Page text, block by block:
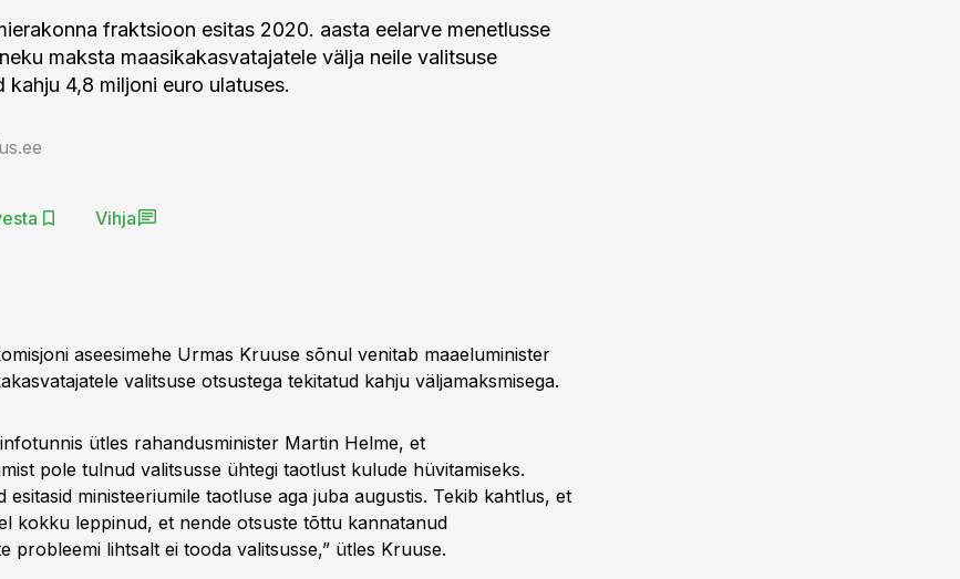
fraktsioon esitas 2020. aasta eelarve menetlusse
maksta maasikakasvatajatele välja neile valitsuse
kahju 4,8 miljoni euro ulatuses.
Vihja
aseesimehe Urmas Kruuse sõnul venitab maaeluminister
valitsuse otsustega tekitatud kahju väljamaksmisega.
infotunnis ütles rahandusminister Martin Helme, et
pole tulnud valitsusse ühtegi taotlust kulude hüvitamiseks.
esitasid ministeeriumile taotluse aga juba augustis. Tekib kahtlus, et
kokku leppinud, et nende otsuste tõttu kannatanud
probleemi lihtsalt ei tooda valitsusse,” ütles Kruuse.